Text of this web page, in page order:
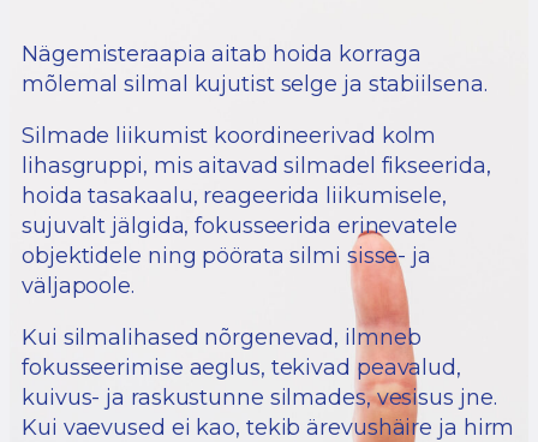
Nägemisteraapia aitab hoida korraga
mõlemal silmal kujutist selge ja stabiilsena.
Silmade liikumist koordineerivad kolm
lihasgruppi, mis aitavad silmadel fikseerida,
hoida tasakaalu, reageerida liikumisele,
sujuvalt jälgida, fokusseerida erinevatele
objektidele ning pöörata silmi sisse- ja
väljapoole.
Kui silmalihased nõrgenevad, ilmneb
fokusseerimise aeglus, tekivad peavalud,
kuivus- ja raskustunne silmades, vesisus jne.
Kui vaevused ei kao, tekib ärevushäire ja hirm